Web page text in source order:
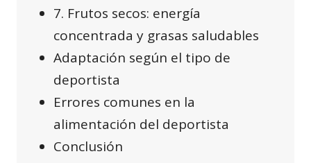
7. Frutos secos: energía
concentrada y grasas saludables
Adaptación según el tipo de
deportista
Errores comunes en la
alimentación del deportista
Conclusión